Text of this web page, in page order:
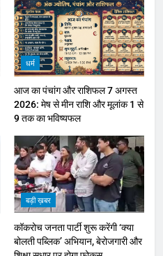
धर्म
आज का पंचांग और राशिफल 7 अगस्त
2026: मेष से मीन राशि और मूलांक 1 से
9 तक का भविष्यफल
बड़ी ख़बर
कॉकरोच जनता पार्टी शुरू करेंगी ‘क्या
बोलती पब्लिक’ अभियान, बेरोजगारी और